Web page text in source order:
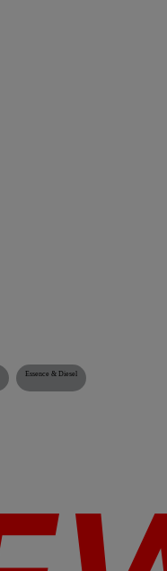
Essence & Diesel